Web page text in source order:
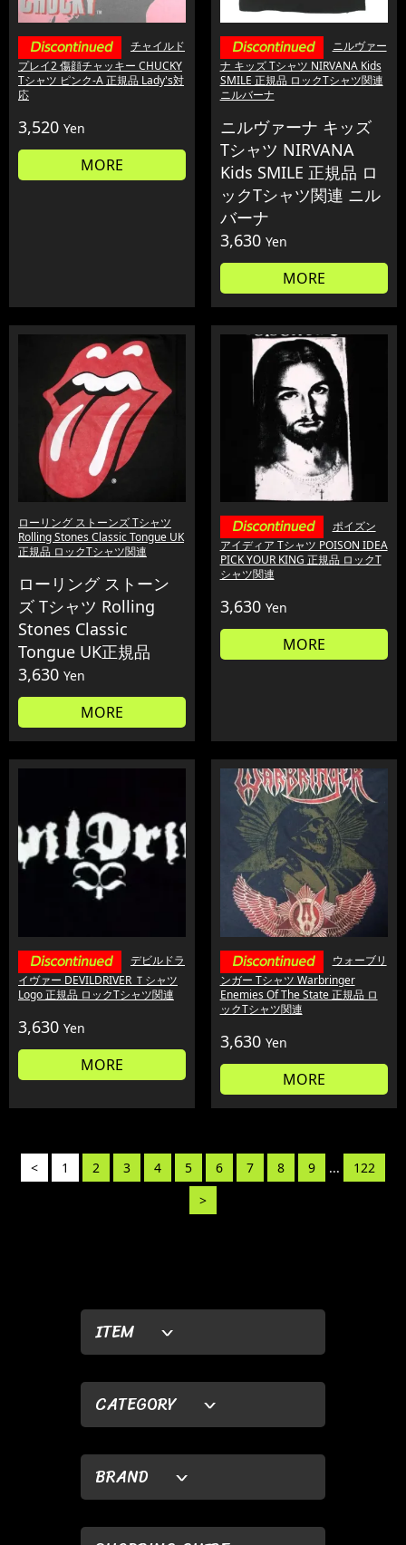
ITEM
CATEGORY
BRAND
チャイルド
プレイ2 傷顔チャッキー CHUCKY
Tシャツ ピンク-A 正規品 Lady's対
応
3,520 Yen
MORE
ニルヴァー
ナ キッズ Tシャツ NIRVANA Kids
SMILE 正規品 ロックTシャツ関連
ニルバーナ
ニルヴァーナ キッズ
Tシャツ NIRVANA
Kids SMILE 正規品 ロ
ックTシャツ関連 ニル
バーナ
3,630 Yen
MORE
ローリング ストーンズ Tシャツ
Rolling Stones Classic Tongue UK
正規品 ロックTシャツ関連
ローリング ストーン
ズ Tシャツ Rolling
Stones Classic
Tongue UK正規品
3,630 Yen
MORE
ポイズン
アイディア Tシャツ POISON IDEA
PICK YOUR KING 正規品 ロックT
シャツ関連
3,630 Yen
MORE
デビルドラ
イヴァー DEVILDRIVER Ｔシャツ
Logo 正規品 ロックTシャツ関連
3,630 Yen
MORE
ウォーブリ
ンガー Tシャツ Warbringer
Enemies Of The State 正規品 ロ
ックTシャツ関連
3,630 Yen
MORE
< 1 2 3 4 5 6 7 8 9 ...
122
>